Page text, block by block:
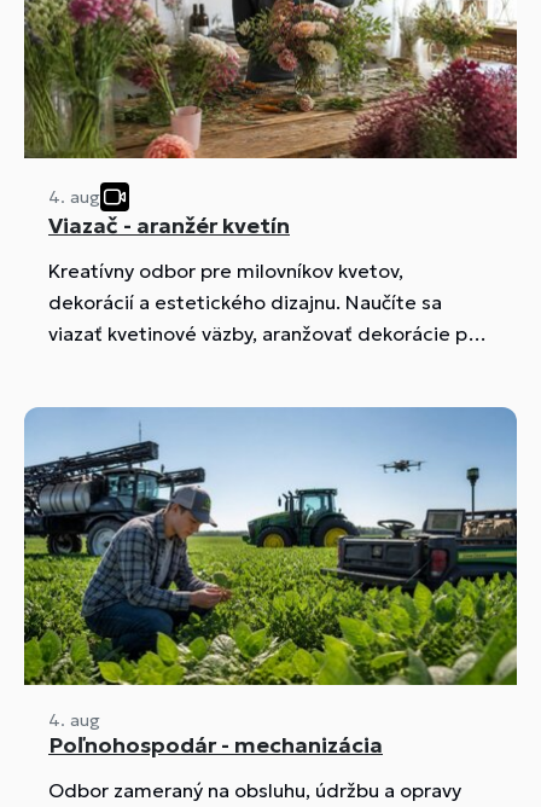
4. aug
Viazač - aranžér kvetín
Kreatívny odbor pre milovníkov kvetov,
dekorácií a estetického dizajnu. Naučíte sa
viazať kvetinové väzby, aranžovať dekorácie pre
spojiť umelecký cit s praktickými zručnosťami.
4. aug
Poľnohospodár - mechanizácia
Odbor zameraný na obsluhu, údržbu a opravy